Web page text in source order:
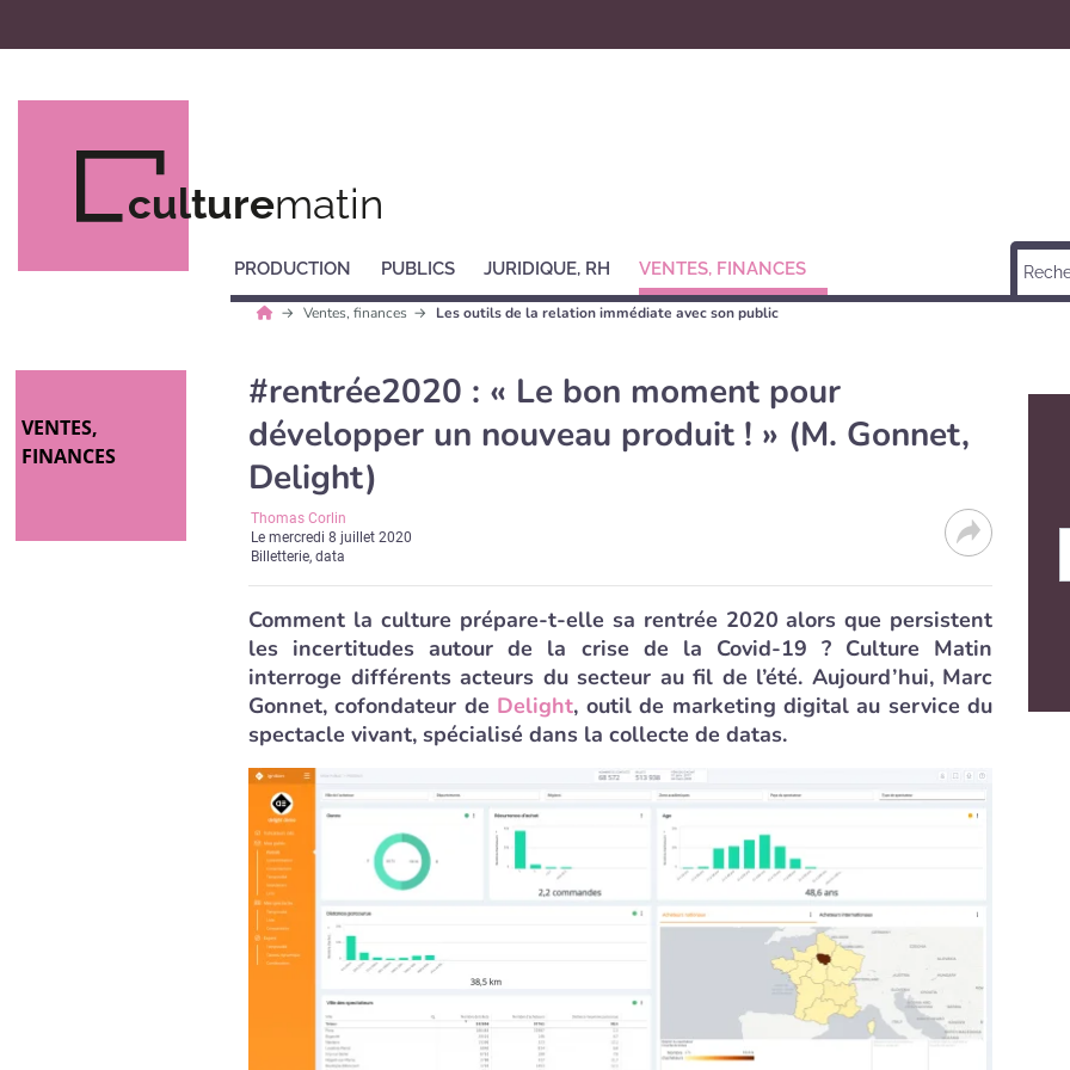
culturematin
PRODUCTION PUBLICS JURIDIQUE, RH VENTES, FINANCES
Ventes, finances Les outils de la relation immédiate avec son public
VENTES,
FINANCES
#rentrée2020 : « Le bon moment pour
développer un nouveau produit ! » (M. Gonnet,
Delight)
Thomas Corlin
Lemercredi 8 juillet 2020
Billetterie, data
Comment la culture prépare-t-elle sa rentrée 2020 alors que persistent
les incertitudes autour de la crise de la Covid-19 ? Culture Matin
interroge différents acteurs du secteur au fil de l’été. Aujourd’hui, Marc
Gonnet, cofondateur de Delight, outil de marketing digital au service du
spectacle vivant, spécialisé dans la collecte de datas.